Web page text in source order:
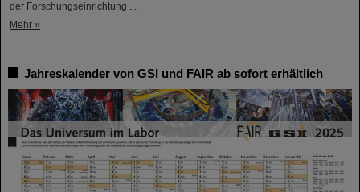
der Forschungseinrichtung ...
Mehr »
Jahreskalender von GSI und FAIR ab sofort erhältlich